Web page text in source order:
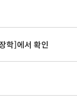
학]에서 확인